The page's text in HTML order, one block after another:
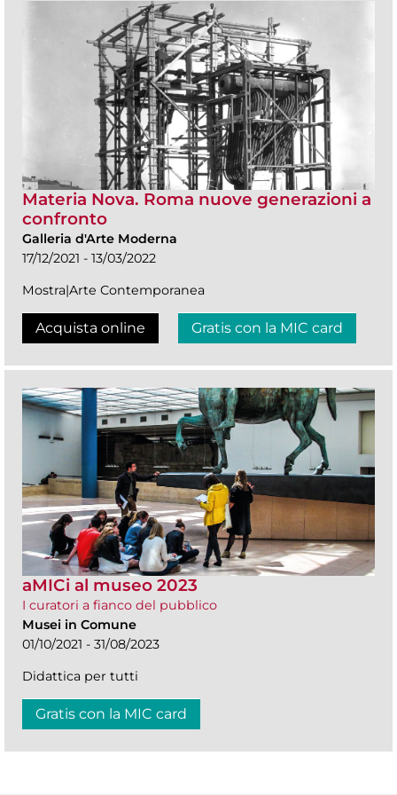
Materia Nova. Roma nuove generazioni a
confronto
Galleria d'Arte Moderna
17/12/2021 - 13/03/2022
Mostra|Arte Contemporanea
Acquista online Gratis con la MIC card
aMICi al museo 2023
I curatori a fianco del pubblico
Musei in Comune
01/10/2021 - 31/08/2023
Didattica per tutti
Gratis con la MIC card